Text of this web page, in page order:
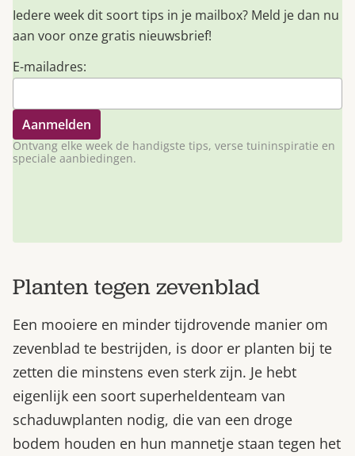
Iedere week dit soort tips in je mailbox? Meld je dan nu
aan voor onze gratis nieuwsbrief!
E-mailadres:
Ontvang elke week de handigste tips, verse tuininspiratie en
speciale aanbiedingen.
Planten tegen zevenblad
Een mooiere en minder tijdrovende manier om
zevenblad te bestrijden, is door er planten bij te
zetten die minstens even sterk zijn. Je hebt
eigenlijk een soort superheldenteam van
schaduwplanten nodig, die van een droge
bodem houden en hun mannetje staan tegen het